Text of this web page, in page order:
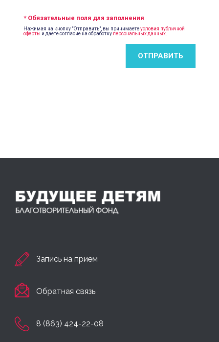
* Обязательные поля для заполнения
Нажимая на кнопку "Отправить", вы принимаетеусловия публичной
оферты и даете согласие на обработку персональных данных.
Запись на приём
Обратная связь
8 (863) 424-22-08